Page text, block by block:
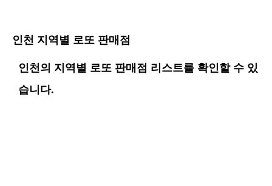
인천 지역별 로또 판매점
인천의 지역별 로또 판매점 리스트를 확인할 수 있
습니다.